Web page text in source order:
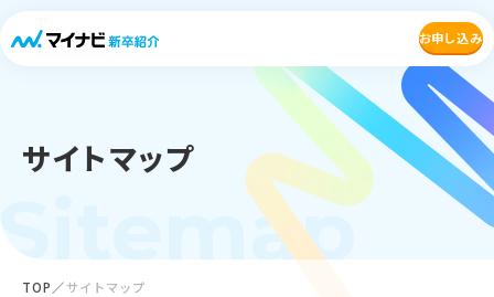
お申し込み
サイトマップ
TOP サイトマップ